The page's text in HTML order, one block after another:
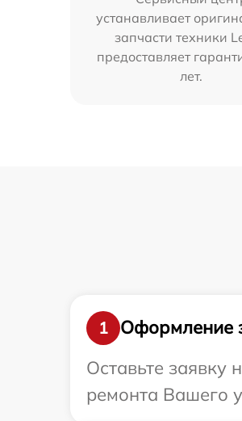
устанавливает
запчасти техники
предоставляет
лет.
1
Оформление
Оставьте заявку
ремонта Вашего